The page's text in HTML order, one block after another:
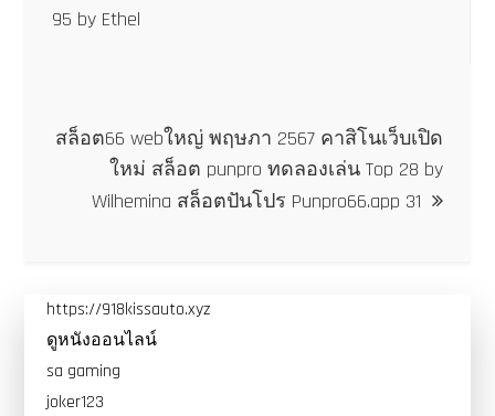
95 by Ethel
สล็อต66 webใหญ่ พฤษภา 2567 คาสิโนเว็บเปิด
ใหม่ สล็อต punpro ทดลองเล่น Top 28 by
Wilhemina สล็อตปันโปร Punpro66.app 31
https://918kissauto.xyz
ดูหนังออนไลน์
sa gaming
joker123